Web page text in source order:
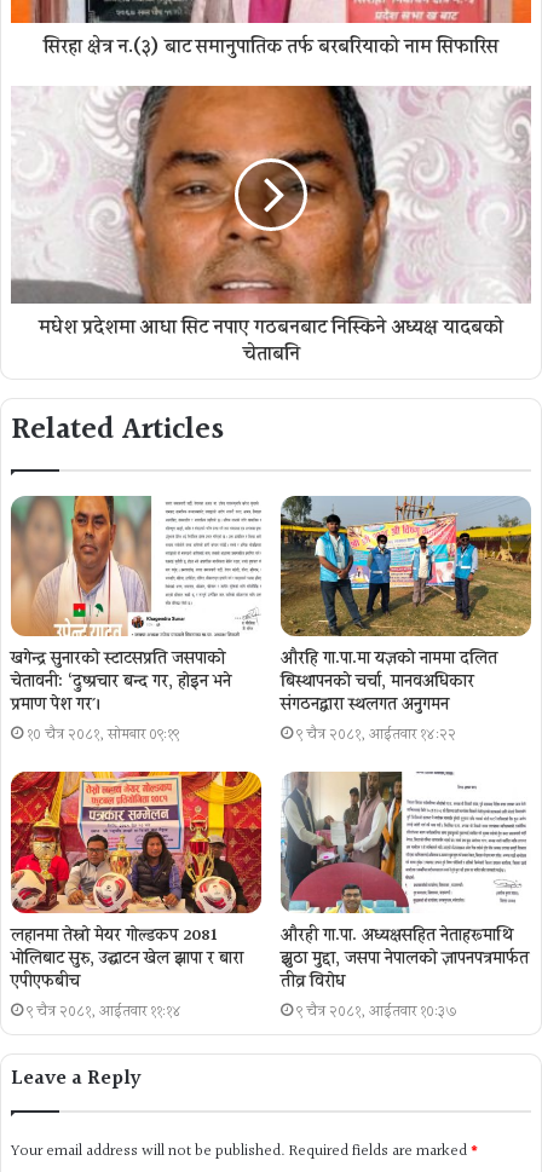
सिरहा क्षेत्र न.(३) बाट समानुपातिक तर्फ बरबरियाको नाम सिफारिस
मधेश प्रदेशमा आधा सिट नपाए गठबन्धनबाट निस्किने अध्यक्ष यादबकाे
चेताबनि
Related Articles
खगेन्द्र सुनारको स्टाटसप्रति जसपाको
चेतावनी: ‘दुष्प्रचार बन्द गर, होइन भने
प्रमाण पेश गर´।
१० चैत्र २०८१, सोमबार ०९:१९
औरहि गा.पा.मा यज्ञकाे नाममा दलित
बिस्थापनकाे चर्चा, मानवअधिकार
संगठनद्वारा स्थलगत अनुगमन
९ चैत्र २०८१, आईतवार १४:२२
लहानमा तेस्रो मेयर गोल्डकप 2081
भोलिबाट सुरु, उद्घाटन खेल झापा र बारा
एपीएफबीच
९ चैत्र २०८१, आईतवार ११:१४
औरही गा.पा. अध्यक्षसहित नेताहरूमाथि
झुठा मुद्दा, जसपा नेपालको ज्ञापनपत्रमार्फत
तीव्र विरोध
९ चैत्र २०८१, आईतवार १०:३७
Leave a Reply
Your email address will not be published. Required fields are marked*